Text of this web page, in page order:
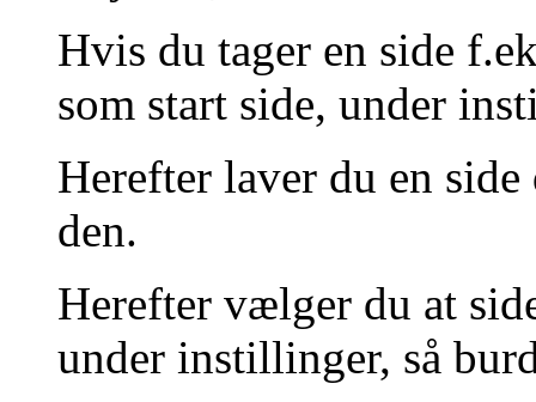
Hvis du tager en side
som start side, under
Herefter laver du en
den.
Herefter vælger du at
under instillinger, så